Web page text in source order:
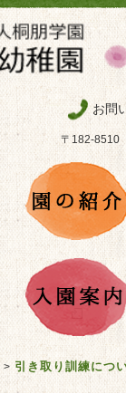
お問
〒182-8510
> 引き取り訓練につ